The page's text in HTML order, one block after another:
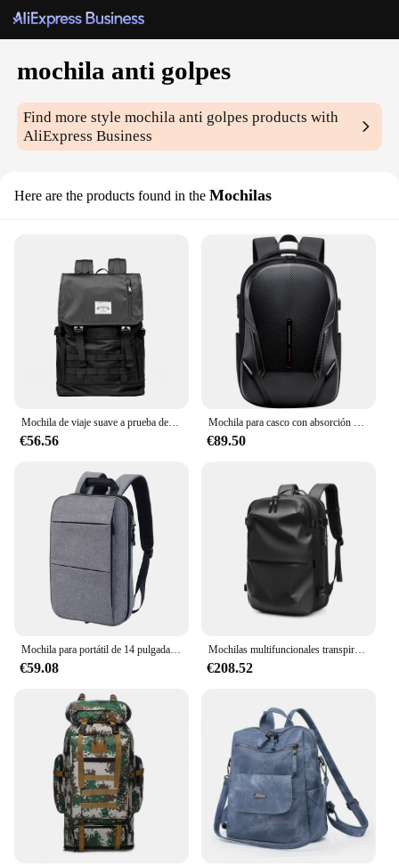
mochila anti golpes
Find more stylemochila anti golpes products with
AliExpress Business
Here are the products found in the Mochilas
Mochila de viaje suave a prueba de golpes para hombre, morral ligero de gran capacidad, antirrobo, 2024
€56.56
Mochila para casco con absorción de impacto para hombre, morral para ordenador portátil de 17,3 pulgadas, estuche de viaje, carcasa dura, USB
€89.50
Mochila para portátil de 14 pulgadas, compartimiento para ordenador independiente, Delgado, expandible, de gran capacidad, antisalpicaduras, a prueba de golpes, antiarañazos
€59.08
Mochilas multifuncionales transpirables a prueba de golpes para hombre y mujer, morrales simples y ligeros, a la moda, a prueba de agua, con reducción antirrobo, novedad de 2024
€208.52